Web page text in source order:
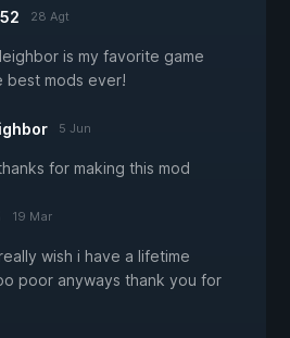
28 Agt
is my favorite game
best mods ever!
5 Jun
for making this mod
19 Mar
wish i have a lifetime
poor anyways thank you for